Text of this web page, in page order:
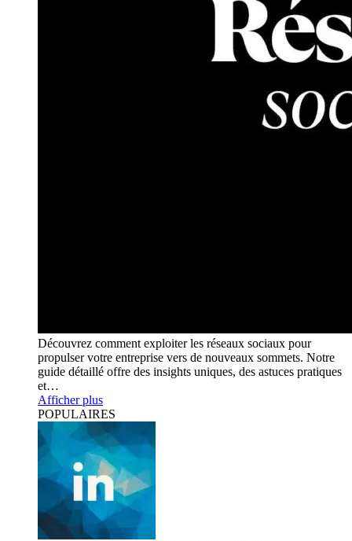
Découvrez comment exploiter les réseaux sociaux pour
propulser votre entreprise vers de nouveaux sommets. Notre
guide détaillé offre des insights uniques, des astuces pratiques
et…
Afficher plus
POPULAIRES